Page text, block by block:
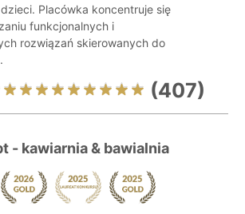
Placówka koncentruje się
funkcjonalnych i
rozwiązań skierowanych do
(407)
- kawiarnia & bawialnia